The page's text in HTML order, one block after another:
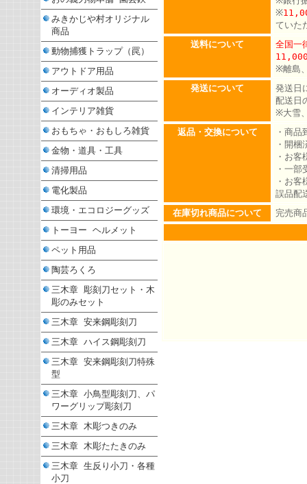
みきかじや村オリジナル
商品
動物捕獲トラップ（罠）
アウトドア用品
オーディオ製品
インテリア雑貨
おもちゃ・おもしろ雑貨
金物・道具・工具
清掃用品
電化製品
環境・エコロジーグッズ
トーヨー ヘルメット
ペット用品
陶芸ろくろ
三木章 彫刻刀セット・木
彫のみセット
三木章 安来鋼彫刻刀
三木章 ハイス鋼彫刻刀
三木章 安来鋼彫刻刀特殊
型
三木章 小鳥型彫刻刀、パ
ワーグリップ彫刻刀
三木章 木彫つきのみ
三木章 木彫たたきのみ
三木章 生反り小刀・各種
小刀
※
ていた
送料について
全国一
※離島
発送について
発送日
配送日
※大雪
返品・交換について
・商
・開
・お
・一
・お
誤品配
在庫切れ商品について
完売商